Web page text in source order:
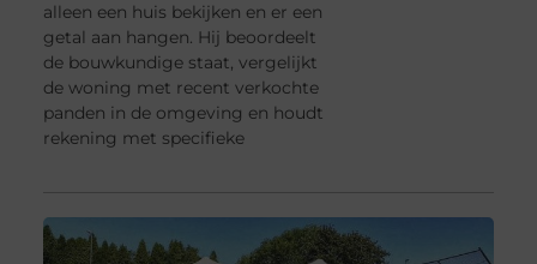
alleen een huis bekijken en er een
getal aan hangen. Hij beoordeelt
de bouwkundige staat, vergelijkt
de woning met recent verkochte
panden in de omgeving en houdt
rekening met specifieke